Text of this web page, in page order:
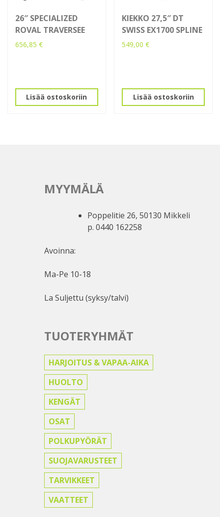
26″ SPECIALIZED
ROVAL TRAVERSEE
656,85 €
Lisää ostoskoriin
KIEKKO 27,5″ DT
SWISS EX1700 SPLINE
549,00€
Lisää ostoskoriin
MYYMÄLÄ
Poppelitie 26, 50130 Mikkeli
p. 0440 162258
Avoinna:
Ma-Pe 10-18
La Suljettu (syksy/talvi)
TUOTERYHMÄT
HARJOITUS & VAPAA-AIKA
HUOLTO
KENGÄT
OSAT
POLKUPYÖRÄT
SUOJAVARUSTEET
TARVIKKEET
VAATTEET